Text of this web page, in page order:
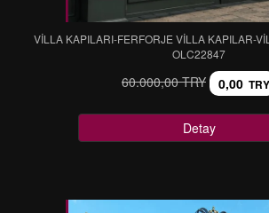
VİLLA KAPILARI-FERFORJE VİLLA KAPILAR-
OLC22847
60.000,00 TRY 0,00 TRY
Detay